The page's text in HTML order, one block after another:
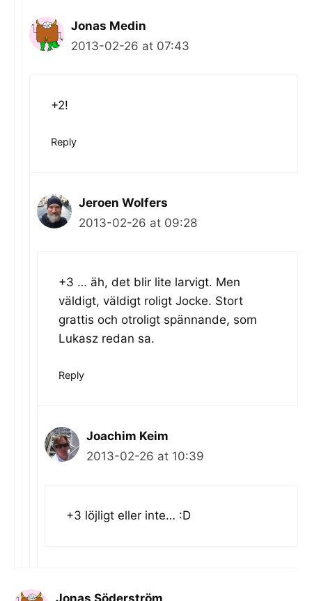
Jonas Medin
2013-02-26 at 07:43
+2!
Reply
Jeroen Wolfers
2013-02-26 at 09:28
+3 … äh, det blir lite larvigt. Men
väldigt, väldigt roligt Jocke. Stort
grattis och otroligt spännande, som
Lukasz redan sa.
Reply
Joachim Keim
2013-02-26 at 10:39
+3 löjligt eller inte… :D
Jonas Söderström